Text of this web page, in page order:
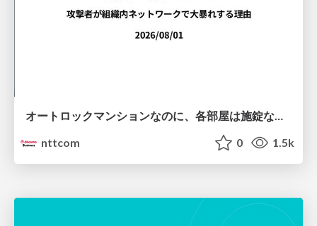
オートロックマンションなのに、各部屋は施錠なし！？ 攻撃者が組織内ネットワークで大暴れする理由 / The Front Door Is Locked, but the Rooms Are Wide Open: Why Attackers Move Freely Inside Enterprise Networks
nttcom
0 1.5k